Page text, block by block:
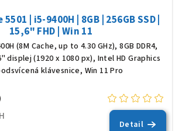
| i5-9400H | 8GB | 256GB SSD |
15,6" FHD | Win 11
(8M Cache, up to 4.30 GHz), 8GB DDR4,
displej (1920 x 1080 px), Intel HD Graphics
klávesnice, Win 11 Pro
Detail